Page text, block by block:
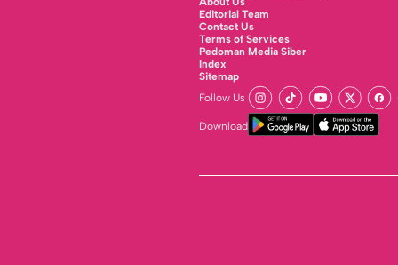
Editorial Team
Contact Us
Terms of Services
Pedoman Media Siber
Index
Sitemap
Follow Us
Download